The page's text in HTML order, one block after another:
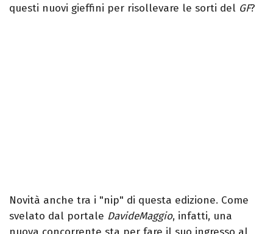
questi nuovi gieffini per risollevare le sorti del GF?
Novità anche tra i "nip" di questa edizione. Come
svelato dal portale DavideMaggio, infatti, una